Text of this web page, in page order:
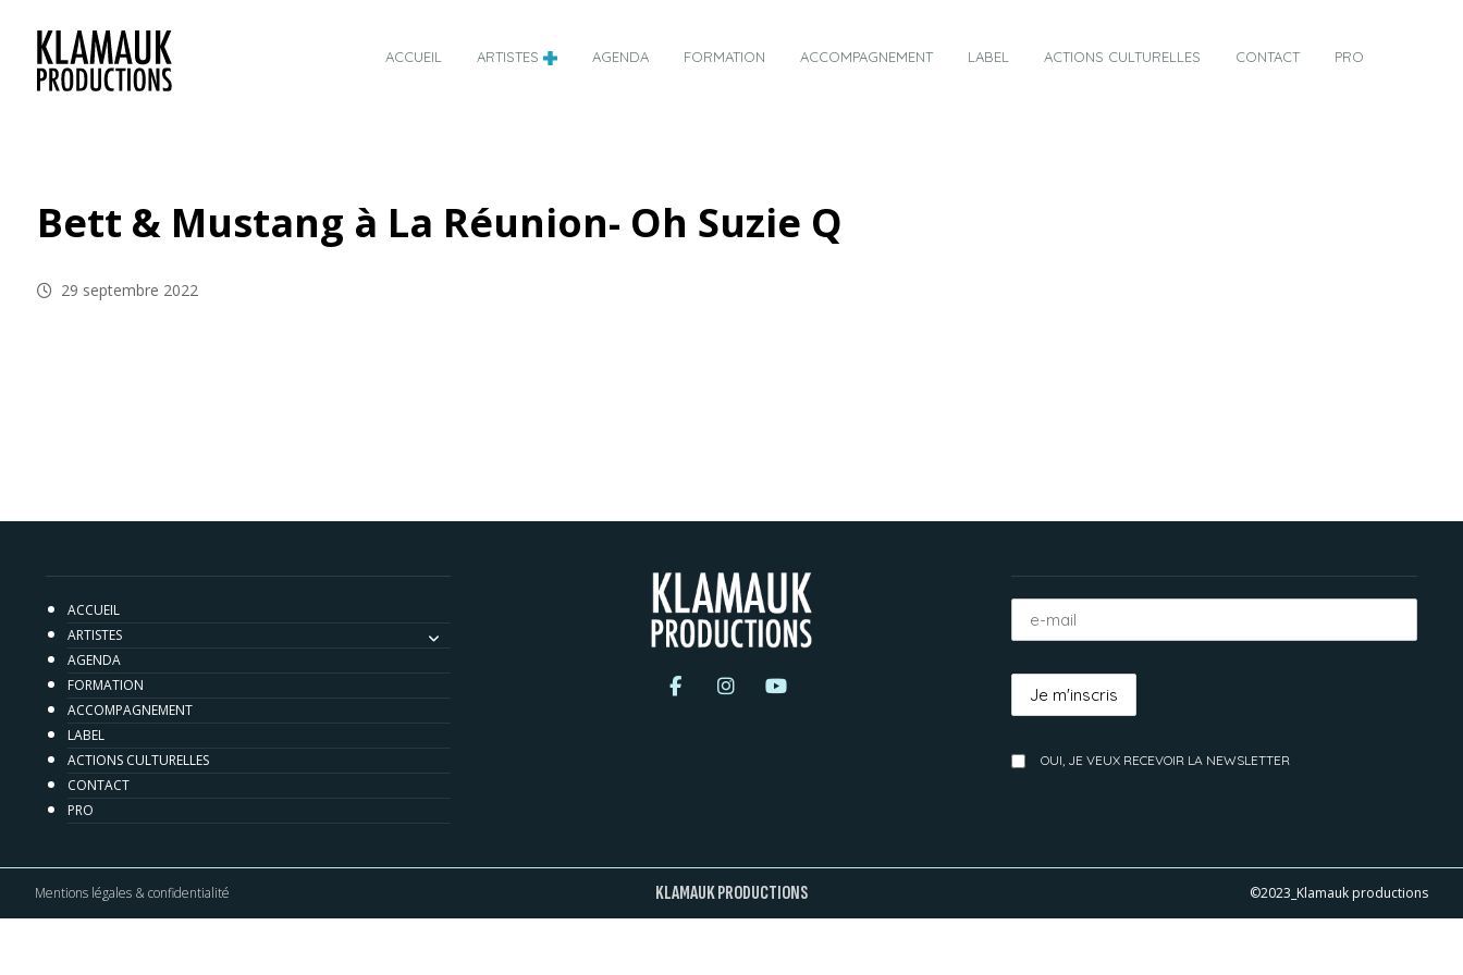
ACCUEIL ARTISTES AGENDA FORMATION ACCOMPAGNEMENT LABEL ACTIONS CULTURELLES CONTACT PRO
Bett & Mustang à La Réunion- Oh Suzie Q
29 septembre 2022
ACCUEIL
ARTISTES
AGENDA
FORMATION
ACCOMPAGNEMENT
LABEL
ACTIONS CULTURELLES
CONTACT
PRO
OUI, JE VEUX RECEVOIR LA NEWSLETTER
Mentions légales & confidentialité KLAMAUK PRODUCTIONS ©2023_Klamauk productions